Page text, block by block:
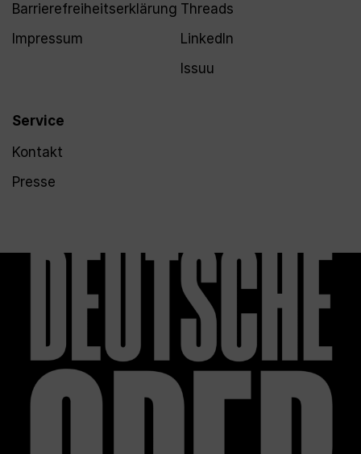
Barrierefreiheitserklärung
Impressum
Service
Kontakt
Presse
Threads
LinkedIn
Issuu